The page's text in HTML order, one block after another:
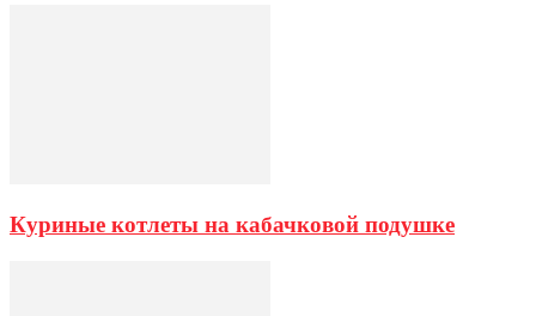
Куриные котлеты на кабачковой подушке